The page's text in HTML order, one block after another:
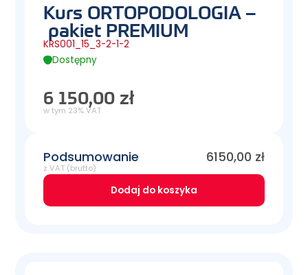
Kurs ORTOPODOLOGIA –
pakiet PREMIUM
KRS001_15_3-2-1-2
Dostępny
6 150,00 zł
w tym 23% VAT
Podsumowanie
z VAT (brutto)
6150,00 zł
Dodaj do koszyka